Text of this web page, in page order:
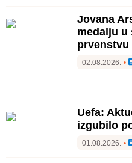
Jovana
medalju u
prvenstvu
02.08.2026. •
Uefa:
izgubilo
01.08.2026. •